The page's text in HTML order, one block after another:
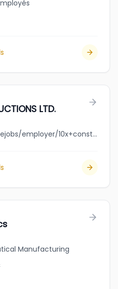
LTD.
jobbank.gc.ca/browsejobs/employer/10x+constructions+ltd./ca
Manufacturing